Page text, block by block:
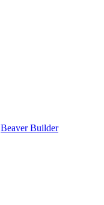
Beaver Builder